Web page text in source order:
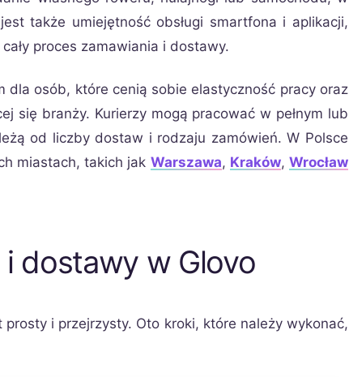
także umiejętność obsługi smartfona i aplikacji,
proces zamawiania i dostawy.
dla osób, które cenią sobie elastyczność pracy oraz
się branży. Kurierzy mogą pracować w pełnym lub
od liczby dostaw i rodzaju zamówień. W Polsce
miastach, takich jak Warszawa, Kraków,Wrocław
dostawy w Glovo
i przejrzysty. Oto kroki, które należy wykonać,